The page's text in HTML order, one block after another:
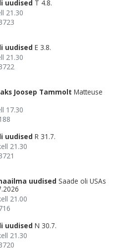
uudised T 4.8.
21.30
uudised E 3.8.
21.30
Joosep Tammolt Matteuse
17.30
uudised R 31.7.
21.30
uudised Saade oli USAs
21.00
uudised N 30.7.
21.30